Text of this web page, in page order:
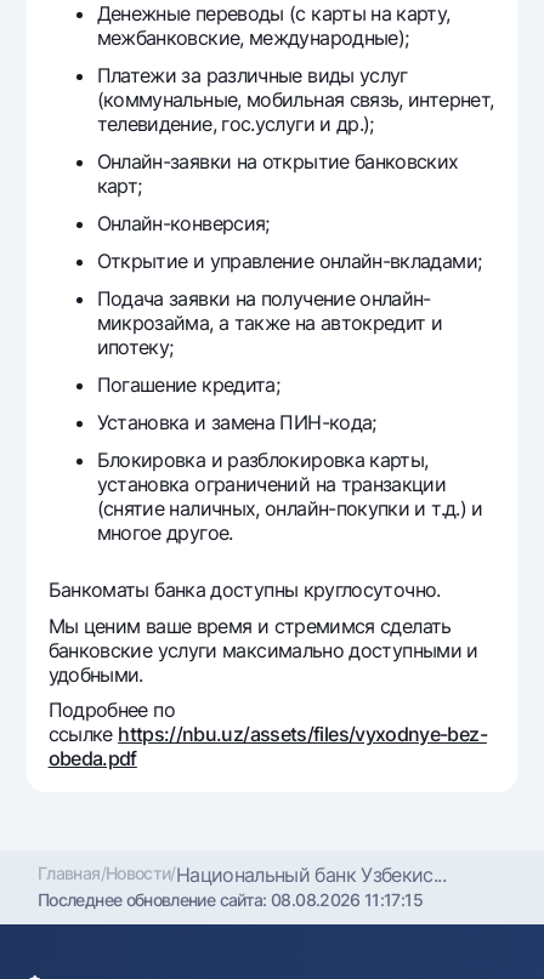
Денежные переводы (с карты на карту,
межбанковские, международные);
Платежи за различные виды услуг
(коммунальные, мобильная связь, интернет,
телевидение, гос.услуги и др.);
Онлайн-заявки на открытие банковских
карт;
Онлайн-конверсия;
Открытие и управление онлайн-вкладами;
Подача заявки на получение онлайн-
микрозайма, а также на автокредит и
ипотеку;
Погашение кредита;
Установка и замена ПИН-кода;
Блокировка и разблокировка карты,
установка ограничений на транзакции
(снятие наличных, онлайн-покупки и т.д.) и
многое другое.
Банкоматы банка доступны круглосуточно.
Мы ценим ваше время и стремимся сделать
банковские услуги максимально доступными и
удобными.
Подробнее по
ссылке https://nbu.uz/assets/files/vyxodnye-bez-
obeda.pdf
Главная/Новости/Национальный банк Узбекис...
Последнее обновление сайта:08.08.2026 11:17:15